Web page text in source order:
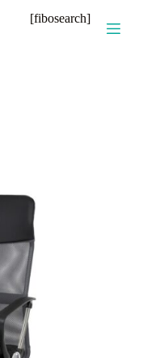
[fibosearch]